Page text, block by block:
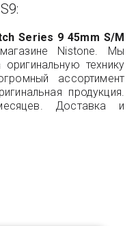
Series 9 45mm S/M
Nistone. Мы
технику
ассортимент
продукция.
Доставка и